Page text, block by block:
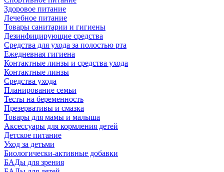
Здоровое питание
Лечебное питание
Товары санитарии и гигиены
Дезинфицирующие средства
Средства для ухода за полостью рта
Ежедневная гигиена
Контактные линзы и средства ухода
Контактные линзы
Средства ухода
Планирование семьи
Тесты на беременность
Презервативы и смазка
Товары для мамы и малыша
Аксессуары для кормления детей
Детское питание
Уход за детьми
Биологически-активные добавки
БАДы для зрения